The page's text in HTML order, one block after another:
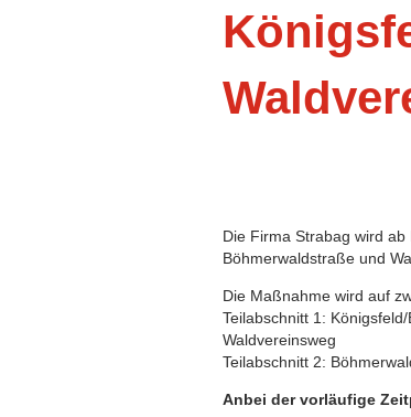
Die Firma Strabag wird
Böhmerwaldstraße und
Die Maßnahme wird auf
Teilabschnitt 1:
Waldvereinsweg
Teilabschnitt 2:
Anbei der vorläufige